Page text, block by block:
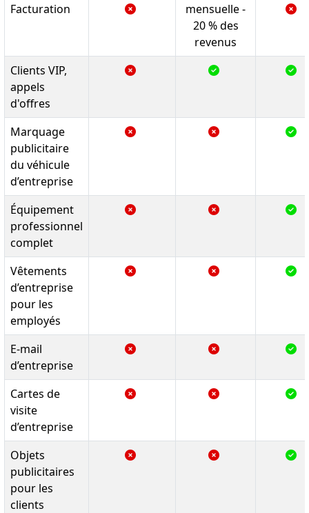
Facturation
mensuelle -
20 % des
revenus
Clients VIP,
appels
d'offres
Marquage
publicitaire
du véhicule
d’entreprise
Équipement
professionnel
complet
Vêtements
d’entreprise
pour les
employés
E-mail
d’entreprise
Cartes de
visite
d’entreprise
Objets
publicitaires
pour les
clients